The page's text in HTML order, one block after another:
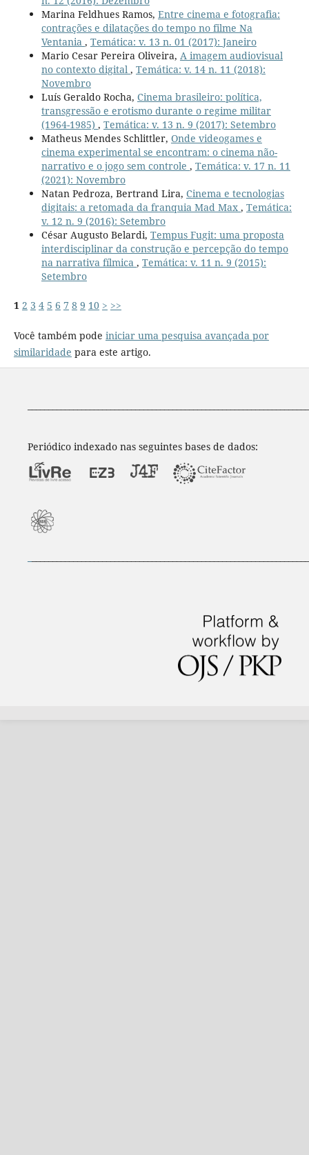
Marina Feldhues Ramos, Entre cinema e fotografia:
contrações e dilatações do tempo no filme Na
Ventania , Temática: v. 13 n. 01 (2017): Janeiro
Mario Cesar Pereira Oliveira, A imagem audiovisual
no contexto digital , Temática: v. 14 n. 11 (2018):
Novembro
Luís Geraldo Rocha, Cinema brasileiro: política,
transgressão e erotismo durante o regime militar
(1964-1985) , Temática: v. 13 n. 9 (2017): Setembro
Matheus Mendes Schlittler, Onde videogames e
cinema experimental se encontram: o cinema não-
narrativo e o jogo sem controle , Temática: v. 17 n. 11
(2021): Novembro
Natan Pedroza, Bertrand Lira, Cinema e tecnologias
digitais: a retomada da franquia Mad Max , Temática:
v. 12 n. 9 (2016): Setembro
César Augusto Belardi, Tempus Fugit: uma proposta
interdisciplinar da construção e percepção do tempo
na narrativa fílmica , Temática: v. 11 n. 9 (2015):
Setembro
1 2 3 4 5 6 7 8 9 10 > >>
Você também pode iniciar uma pesquisa avançada por
similaridade para este artigo.
Periódico indexado nas seguintes bases de dados: